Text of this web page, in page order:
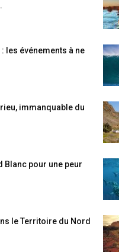
les événements à ne
immanquable du
Blanc pour une peur
le Territoire du Nord